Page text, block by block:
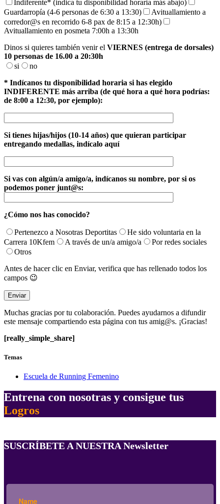
Indiferente* (indica tu disponibilidad horaria más abajo)
Guardarropía (4-6 personas de 6:30 a 13:30)
Avituallamiento a
corredor@s en recorrido 6-8 pax de 8:15 a 12:30h)
Avituallamiento en posmeta 7:00h a 13:30h
Dinos si quieres también venir el VIERNES (entrega de dorsales)
10 personas de 16.00 a 20:30h
si
no
* Indícanos tu disponibilidad horaria si has elegido
INDIFERENTE más arriba (de qué hora a qué hora podrías:
de 8:00 a 12:30, por ejemplo):
Si tienes hijas/hijos (10-14 años) que quieran participar
entregando medallas, indícalo aquí
Si vas con algún/a amigo/a, indícanos su nombre, por si os
podemos poner junt@s:
¿Cómo nos has conocido?
Pertenezco a Nosotras Deportitas
He sido voluntaria en la
Carrera 10Kfem
A través de un/a amigo/a
Por redes sociales
Otros
Antes de hacer clic en Enviar, verifica que has rellenado todos los
campos 😉
Muchas gracias por tu colaboración. Puedes ayudarnos a difundir
este mensaje compartiendo esta página con tus amig@s. ¡Gracias!
[really_simple_share]
Temas
Escuela de Running Femenino
Entrena con nosotras y consigue tus
Logros
SUSCRÍBETE A NUESTRA Newsletter